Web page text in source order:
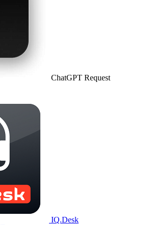
ChatGPT Request
IQ.Desk